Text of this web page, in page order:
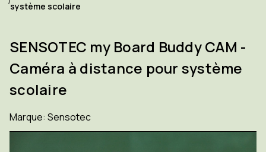
système scolaire
SENSOTEC my Board Buddy CAM -
Caméra à distance pour système
scolaire
Marque: Sensotec